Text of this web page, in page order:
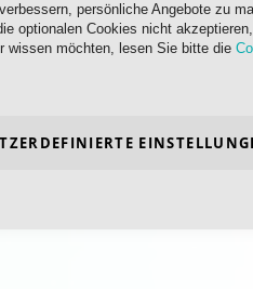
persönliche Angebote zu
optionalen Cookies nicht
wissen möchten, lesen Sie bitte die